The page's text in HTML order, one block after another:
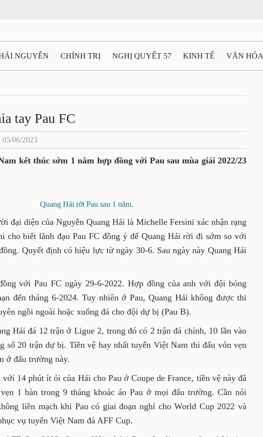
NGUYÊN CHÍNH TRỊ NGHỊ QUYẾT 57 KINH TẾ VĂN HÓA
QUỐC TẾ TÀI NGUYÊN - MÔI TRƯỜNG
VĂN NGHỆ THÁI NGUYÊN
tay Pau FC
05/06/2023
kết thúc sớm 1 năm hợp đồng với Pau sau mùa giải 2022/23
Quang Hải rời Pau sau 1 năm.
đại diện của Nguyễn Quang Hải là Michelle Fersini xác nhận rạng
cho biết lãnh đạo Pau FC đồng ý để Quang Hải rời đi sớm so với
Quyết định có hiệu lực từ ngày 30-6. Sau ngày này Quang Hải
với Pau FC ngày 29-6-2022. Hợp đồng của anh với đội bóng
đến tháng 6-2024. Tuy nhiên ở Pau, Quang Hải không được thi
ngồi ngoài hoặc xuống đá cho đội dự bị (Pau B).
Hải đá 12 trận ở Ligue 2, trong đó có 2 trận đá chính, 10 lần vào
số 20 trận dự bị. Tiền vệ hay nhất tuyển Việt Nam thi đấu vỏn vẹn
ở đấu trường này.
14 phút ít ỏi của Hải cho Pau ở Coupe de France, tiền vệ này đã
1 bàn trong 9 tháng khoác áo Pau ở mọi đấu trường. Cần nói
liền mạch khi Pau có giai đoạn nghỉ cho World Cup 2022 và
vụ tuyển Việt Nam đá AFF Cup.